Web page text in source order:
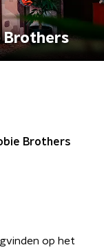
Brothers
Brothers
op het